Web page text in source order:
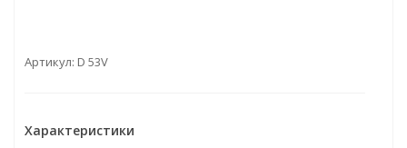
Артикул: D 53V
Характеристики